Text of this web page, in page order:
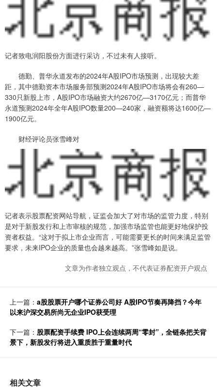
记者致电润阳股份方面进行采访，不过未有人接听。
德勤、普华永道发布的2024年A股IPO市场预测，出现较大差
距，其中德勤资本市场服务部预测2024年A股IPO市场将会有260—
330只新股上市，A股IPO市场融资大约2670亿—3170亿元；而普华
永道预测2024年全年A股IPO数量200—240家，融资额将达1600亿—
1900亿元。
财经评论员张雪峰对
记者表示股票配资网站导航，证监会加大了对市场的监管力度，特别
是对于新股发行和上市审核的规范，加强市场监管也能更好地保护投
资者权益。“这对于拟上市企业而言，可能需要更长的时间来满足监管
要求，未来IPO企业的质量也会越来越高。”张雪峰如是说。
文章为作者独立观点，不代表证券配资开户观点
上一篇： a股股票开户哪个证券公司好 A股IPO节奏再降挡？今年
以来沪深交易所尚无企业IPO获受理
下一篇： 股票配资手续费 IPO上会连续两周“零封”，全链条把关背
景下，新股发行将进入重质胜于重量时代
相关文章